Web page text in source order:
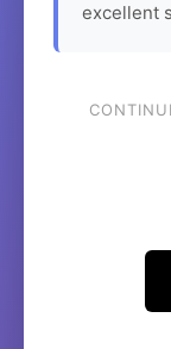
excellent